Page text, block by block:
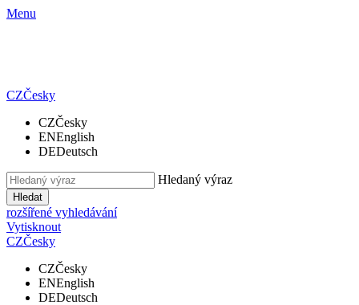
Menu
CZČesky
CZČesky
ENEnglish
DEDeutsch
Hledaný výraz
Hledat
rozšířené vyhledávání
Vytisknout
CZČesky
CZČesky
ENEnglish
DEDeutsch